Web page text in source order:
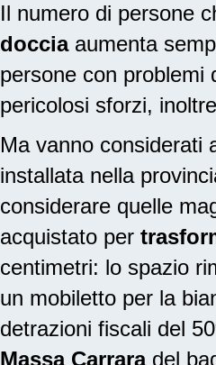
Il numero di persone
docciaaumenta
persone con problemi
pericolosi sforzi,
Ma vanno considerati
installata nella
considerare quelle
acquistato per
centimetri: lo spazio
un mobiletto per la
detrazioni fiscali del
Massa Carrara del